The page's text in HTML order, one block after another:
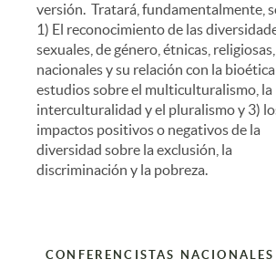
versión. Tratará, fundamentalmente,
1) El reconocimiento de las
sexuales, de género, étnicas, religiosas,
nacionales y su relación con la
estudios sobre el multiculturalismo, la
interculturalidad y el pluralismo y 3)
impactos positivos o negativos de la
diversidad sobre la exclusión, la
discriminación y la pobreza.
CONFERENCISTAS NACIONALES